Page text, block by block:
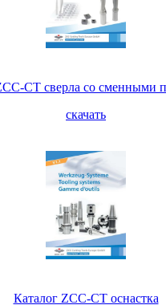
CT сверла со сменными
скачать
Каталог ZCC-CT оснастка